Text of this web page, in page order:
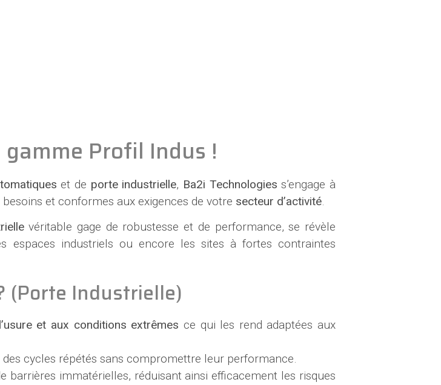
Profil Indus !
et de porte industrielle, Ba2i Technologies s’engage à
et conformes aux exigences de votre secteur d’activité.
véritable gage de robustesse et de performance, se révèle
espaces industriels ou encore les sites à fortes contraintes
(Porte Industrielle)
et aux conditions extrêmes ce qui les rend adaptées aux
cycles répétés sans compromettre leur performance.
barrières immatérielles, réduisant ainsi efficacement les risques